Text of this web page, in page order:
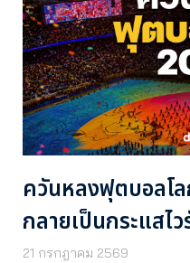
ควันหลงฟุตบอลโ
กลายเป็นกระแสไว
21 กรกฎาคม 2569